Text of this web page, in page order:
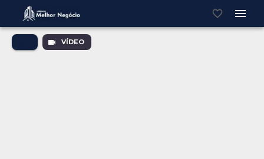
VÍDEO